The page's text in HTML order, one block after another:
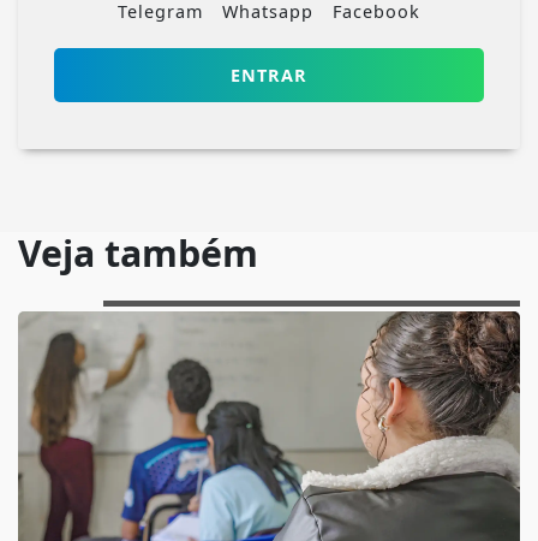
Telegram Whatsapp Facebook
ENTRAR
Veja também